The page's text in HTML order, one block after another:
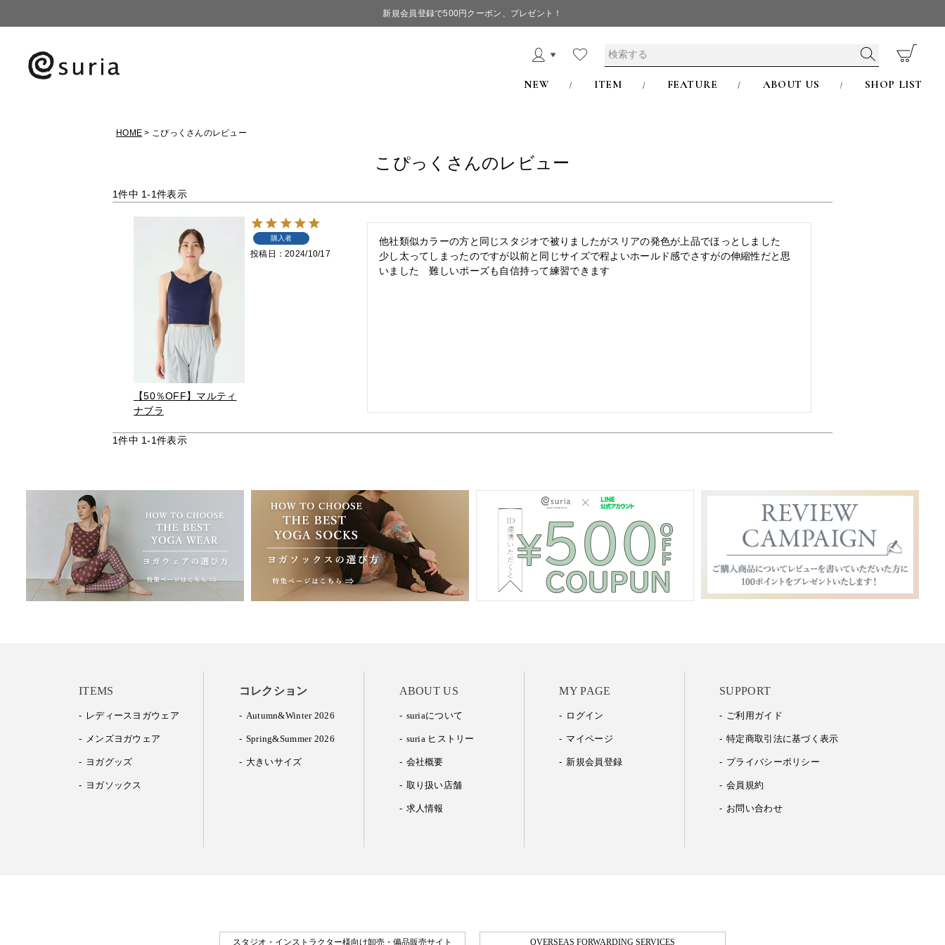
新規会員登録で500円クーポン、プレゼント！
NEW ITEM FEATURE ABOUT US SHOP LIST
HOME こぴっくさんのレビュー
こぴっくさんのレビュー
1件中 1-1件表示
【50％OFF】マルティ
ナブラ
購入者
投稿日 2024/10/17
他社類似カラーの方と同じスタジオで被りましたがスリアの発色が上品でほっとしました
少し太ってしまったのですが以前と同じサイズで程よいホールド感でさすがの伸縮性だと思
いました　難しいポーズも自信持って練習できます
1件中 1-1件表示
ITEMS
レディースヨガウェア
メンズヨガウェア
ヨガグッズ
ヨガソックス
コレクション
Autumn&Winter 2026
Spring&Summer 2026
大きいサイズ
ABOUT US
suriaについて
suria ヒストリー
会社概要
取り扱い店舗
求人情報
MY PAGE
ログイン
マイページ
新規会員登録
SUPPORT
ご利用ガイド
特定商取引法に基づく表示
プライバシーポリシー
会員規約
お問い合わせ
スタジオ・インストラクター様向け卸売・備品販売サイト OVERSEAS FORWARDING SERVICES